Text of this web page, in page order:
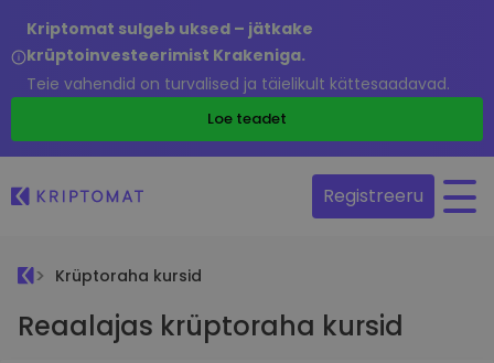
Kriptomat sulgeb uksed – jätkake
krüptoinvesteerimist Krakeniga.
Teie vahendid on turvalised ja täielikult kättesaadavad.
Loe teadet
Registreeru
Krüptoraha kursid
Reaalajas krüptoraha kursid